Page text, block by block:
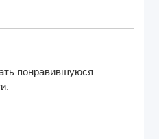
понравившуюся